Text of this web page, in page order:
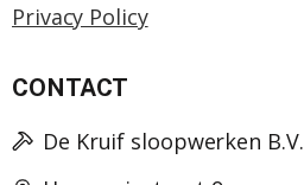
Privacy Policy
CONTACT
De Kruif sloopwerken B.V.